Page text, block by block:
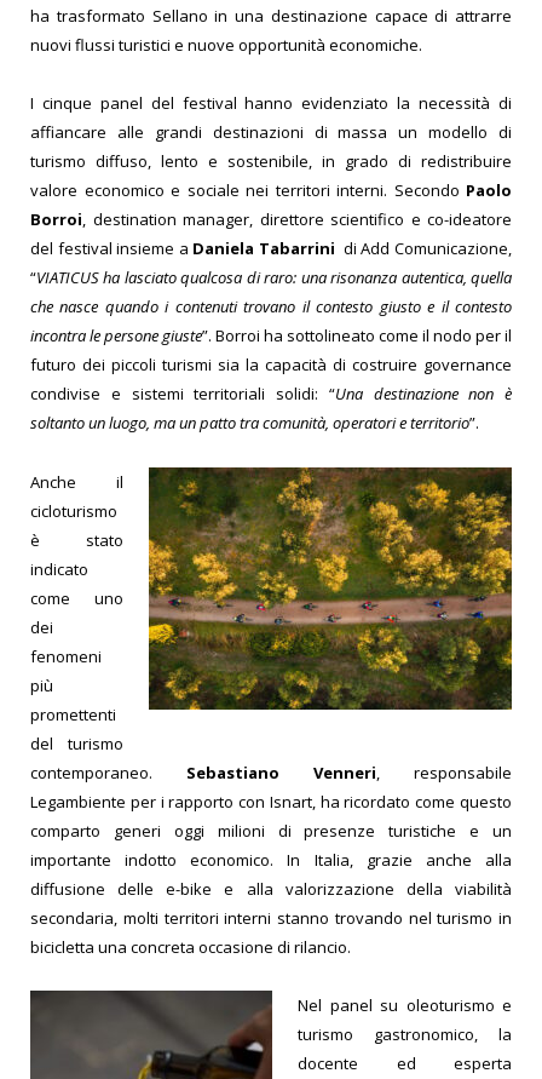
ha trasformato Sellano in una destinazione capace di attrarre
nuovi flussi turistici e nuove opportunità economiche.
I cinque panel del festival hanno evidenziato la necessità di
affiancare alle grandi destinazioni di massa un modello di
turismo diffuso, lento e sostenibile, in grado di redistribuire
valore economico e sociale nei territori interni. Secondo Paolo
Borroi, destination manager, direttore scientifico e co-ideatore
del festival insieme a Daniela Tabarrini di Add Comunicazione,
“VIATICUS ha lasciato qualcosa di raro: una risonanza autentica, quella
che nasce quando i contenuti trovano il contesto giusto e il contesto
incontra le persone giuste”. Borroi ha sottolineato come il nodo per il
futuro dei piccoli turismi sia la capacità di costruire governance
condivise e sistemi territoriali solidi: “Una destinazione non è
soltanto un luogo, ma un patto tra comunità, operatori e territorio”.
Anche il
cicloturismo
è stato
indicato
come uno
dei
fenomeni
più
promettenti
del turismo
contemporaneo. Sebastiano Venneri , responsabile
Legambiente per i rapporto con Isnart, ha ricordato come questo
comparto generi oggi milioni di presenze turistiche e un
importante indotto economico. In Italia, grazie anche alla
diffusione delle e-bike e alla valorizzazione della viabilità
secondaria, molti territori interni stanno trovando nel turismo in
bicicletta una concreta occasione di rilancio.
Nel panel su oleoturismo e
turismo gastronomico, la
docente ed esperta